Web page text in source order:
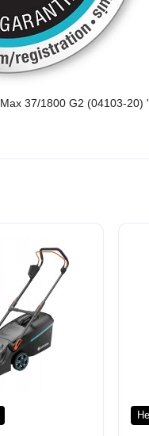
37/1800 G2 (04103-20)